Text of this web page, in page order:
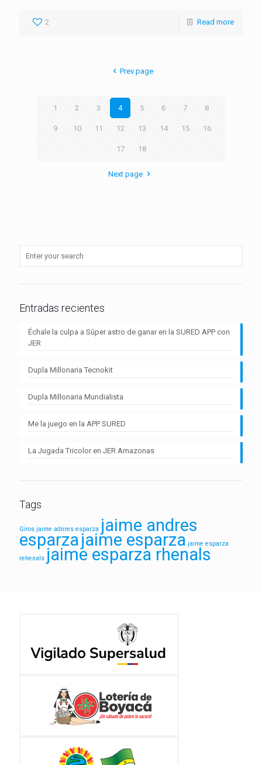
2 Read more
Prev page
1 2 3 4 5 6 7 8
9 10 11 12 13 14 15 16
17 18
Next page
Entradas recientes
Échale la culpa a Súper astro de ganar en la SURED APP con
JER
Dupla Millonaria Tecnokit
Dupla Millonaria Mundialista
Me la juego en la APP SURED
La Jugada Tricolor en JER Amazonas
Tags
Giros jaime adnres esparza jaime andres
esparzajaime esparza jaime esparza
rehenals jaime esparza rhenals